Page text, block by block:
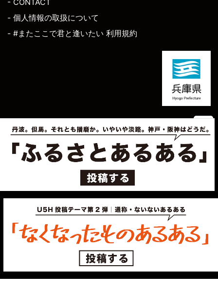
- CONTACT
- 個人情報の取扱について
- #またここで君と逢いたい 利用規約